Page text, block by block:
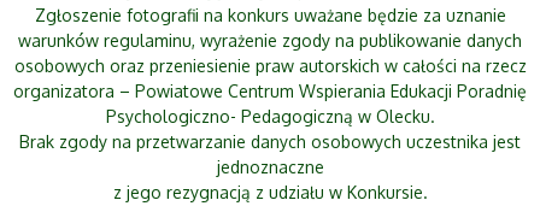
Zgłoszenie fotografii na konkurs uważane będzie za uznanie
warunków regulaminu, wyrażenie zgody na publikowanie danych
osobowych oraz przeniesienie praw autorskich w całości na rzecz
organizatora – Powiatowe Centrum Wspierania Edukacji Poradnię
Psychologiczno- Pedagogiczną w Olecku.
Brak zgody na przetwarzanie danych osobowych uczestnika jest
jednoznaczne
z jego rezygnacją z udziału w Konkursie.